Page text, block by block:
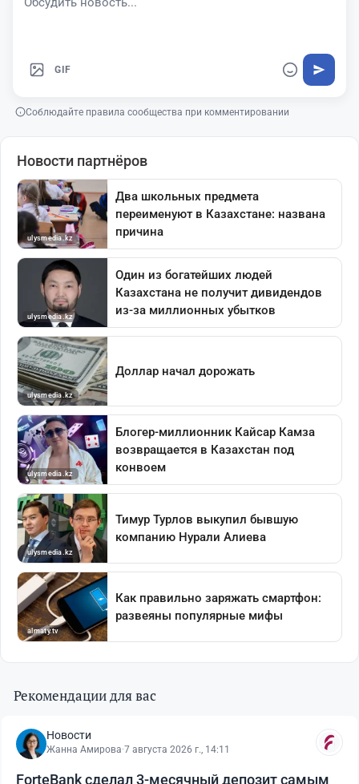
GIF
Соблюдайте правила сообщества при комментировании
Рекомендации для вас
Новости
Жанна Амирова·7 августа 2026 г., 14:11
ForteBank сделал 3-месячный депозит самым